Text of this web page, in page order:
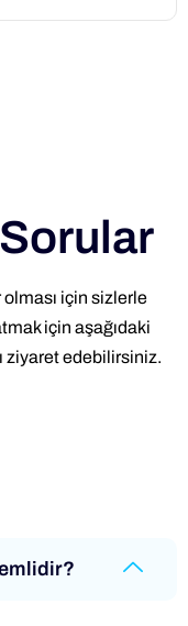
olması için sizlerle
için aşağıdaki
ziyaret edebilirsiniz.